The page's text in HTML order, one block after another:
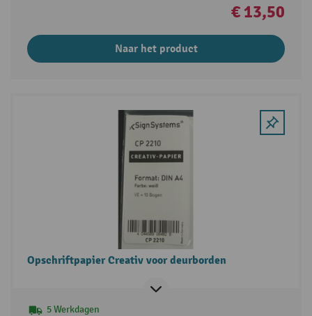
€ 13,50
Naar het product
Opschriftpapier Creativ voor deurborden
5 Werkdagen